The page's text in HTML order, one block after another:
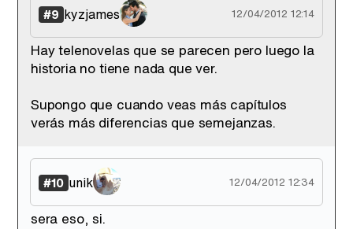
#9 kyzjames 12/04/2012 12:14
Hay telenovelas que se parecen pero luego la
historia no tiene nada que ver.
Supongo que cuando veas más capítulos
verás más diferencias que semejanzas.
#10 unik 12/04/2012 12:34
sera eso, si.